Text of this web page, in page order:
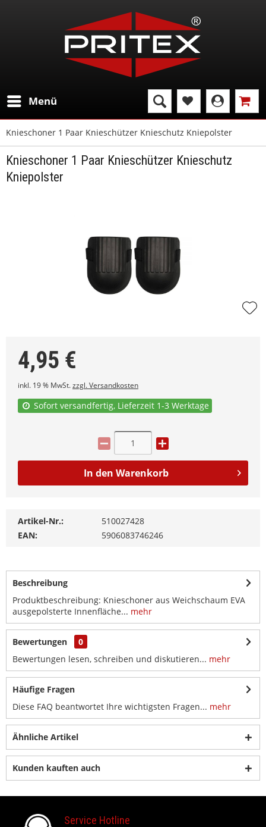
Menü
Knieschoner 1 Paar Knieschützer Knieschutz Kniepolster
Knieschoner 1 Paar Knieschützer Knieschutz
Kniepolster
4,95 €
inkl. 19 % MwSt.zzgl. Versandkosten
Sofort versandfertig, Lieferzeit 1-3 Werktage
In den Warenkorb
Artikel-Nr.:
510027428
EAN:
5906083746246
Beschreibung
Produktbeschreibung: Knieschoner aus Weichschaum EVA
ausgepolsterte Innenfläche... mehr
Bewertungen
0
Bewertungen lesen, schreiben und diskutieren... mehr
Häufige Fragen
Diese FAQ beantwortet Ihre wichtigsten Fragen... mehr
Ähnliche Artikel
Kunden kauften auch
Service Hotline